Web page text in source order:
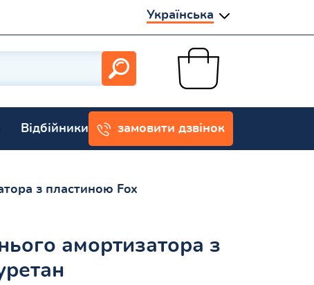
Українська
Відбійники замовити дзвінок
з пластиною Fox
амортизатора з